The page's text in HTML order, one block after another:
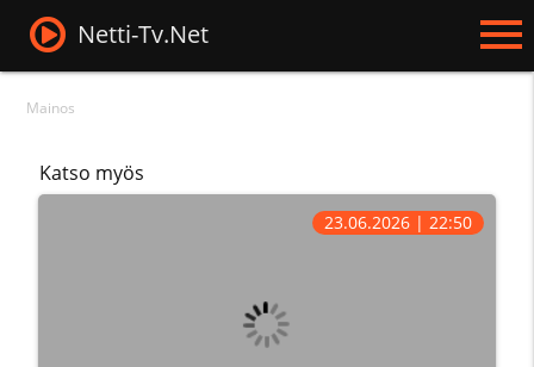
Netti-Tv.Net
Mainos
Katso myös
23.06.2026 | 22:50